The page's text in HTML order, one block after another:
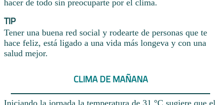
hacer de todo sin preocuparte por el clima.
TIP
Tener una buena red social y rodearte de personas que te
hace feliz, está ligado a una vida más longeva y con una
salud mejor.
CLIMA DE MAÑANA